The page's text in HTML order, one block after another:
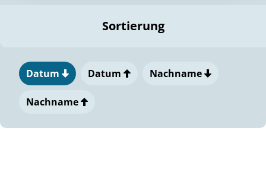
Sortierung
Datum Datum Nachname
Nachname